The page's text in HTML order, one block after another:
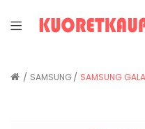
SAMSUNG SAMSUNG